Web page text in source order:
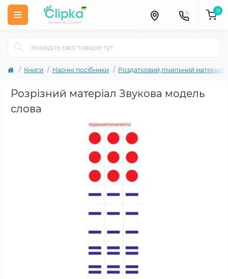
0
Книги Наочні посібники Роздатковий,лічильний матеріал
Розрізний матеріал Звукова модель
слова